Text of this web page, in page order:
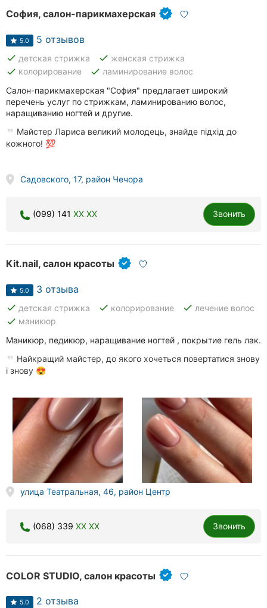
София, салон-парикмахерская
5.0 5 отзывов
done детская стрижка done женская стрижка
done колорирование done ламинирование волос
Салон-парикмахерская "София" предлагает широкий
перечень услуг по стрижкам, ламинированию волос,
наращиванию ногтей и другие.
Майстер Лариса великий молодець, знайде підхід до
кожного! 💯
Садовского, 17, район Чечора
(099) 141 XX XX Звонить
Kit.nail, салон красоты
5.0 3 отзыва
done детская стрижка done колорирование done лечение волос
done маникюр
Маникюр, педикюр, наращивание ногтей , покрытие гель лак.
Найкращий майстер, до якого хочеться повертатися знову
і знову 😍
улица Театральная, 46, район Центр
(068) 339 XX XX Звонить
COLOR STUDIO, салон красоты
5.0 2 отзыва